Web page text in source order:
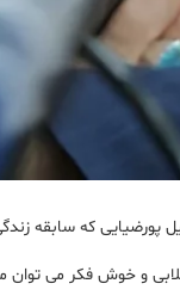
پورضیایی که سابقه
و خوش فکر می